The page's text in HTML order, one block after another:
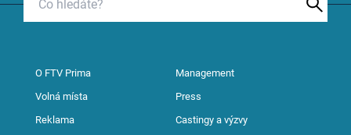
O FTV Prima Management
Volná místa Press
Reklama Castingy a výzvy